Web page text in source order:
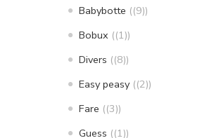
Babybotte (9)
Bobux (1)
Divers (8)
Easy peasy (2)
Fare (3)
Guess (1)